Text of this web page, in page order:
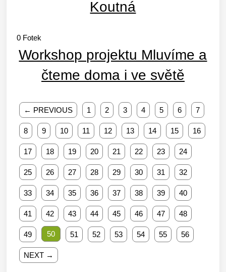
Koutná
0 Fotek
Workshop projektu Mluvíme a
čteme doma i ve světě
← PREVIOUS 1 2 3 4 5 6 7
8 9 10 11 12 13 14 15 16
17 18 19 20 21 22 23 24
25 26 27 28 29 30 31 32
33 34 35 36 37 38 39 40
41 42 43 44 45 46 47 48
49 50 51 52 53 54 55 56
NEXT →